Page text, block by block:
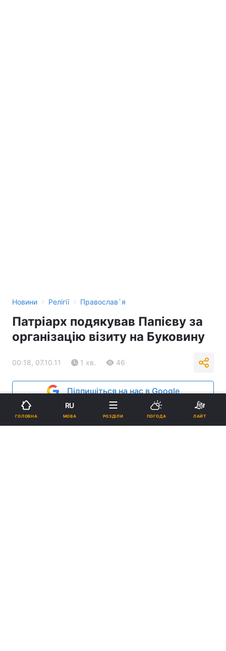
Новини › Релігії › Православ`я
Патріарх подякував Папієву за
організацію візиту на Буковину
00:18, 07.10.11 1 хв. 46
Підпишіться на нас в Google
Реклама
ГОЛОВНА
RU
МОВА РОЗДІЛИ ПОГОДА ЛАЙТ